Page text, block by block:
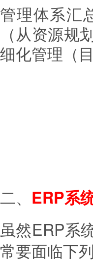
管理体系汇
（从资源
细化管理（
二、 ERP系
虽然ERP系
常要面临下